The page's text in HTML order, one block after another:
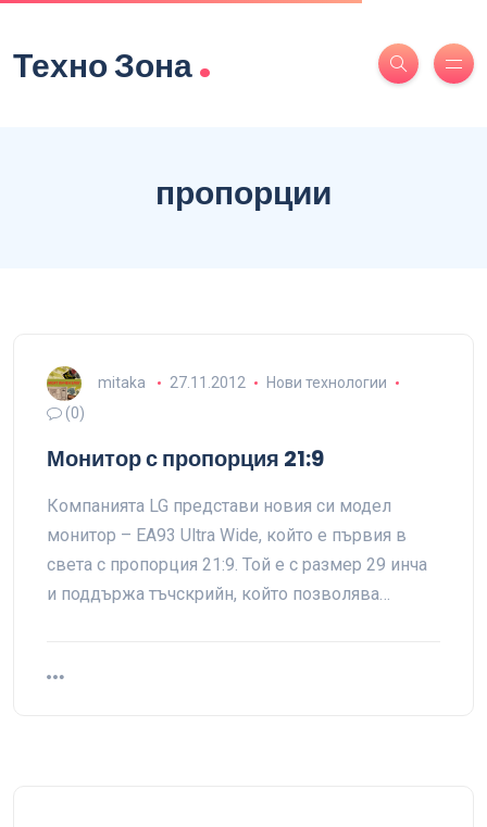
Техно Зона.
пропорции
mitaka 27.11.2012
Нови технологии
(0)
Монитор с пропорция 21:9
Компанията LG представи новия си модел
монитор – EA93 Ultra Wide, който е първия в
света с пропорция 21:9. Той е с размер 29 инча
и поддържа тъчскрийн, който позволява…